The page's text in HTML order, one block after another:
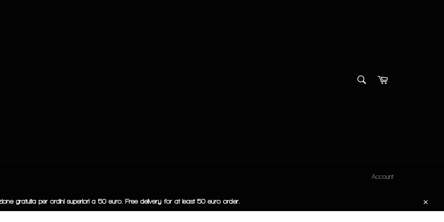
Cart
Account
gratuita per ordini superiori a 50 euro. Free delivery for at least 50 euro order.
Close